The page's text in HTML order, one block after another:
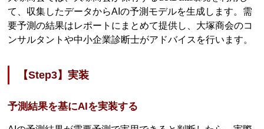
て、収集したデータからAIの予測モデルを生成します。需
要予測の結果はレポートにまとめて提供し、大塚商会のコ
ンサルタントや中小企業診断士がアドバイスを行います。
【Step3】実装
予測結果を基にAIを実装する